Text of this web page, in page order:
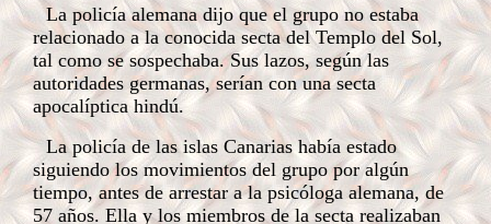
La policía alemana dijo que el grupo no estaba
relacionado a la conocida secta del Templo del Sol,
tal como se sospechaba. Sus lazos, según las
autoridades germanas, serían con una secta
apocalíptica hindú.
La policía de las islas Canarias había estado
siguiendo los movimientos del grupo por algún
tiempo, antes de arrestar a la psicóloga alemana, de
57 años. Ella y los miembros de la secta realizaban